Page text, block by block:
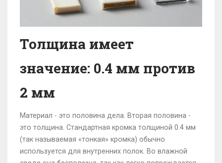
Толщина имеет
значение: 0.4 мм против
2 мм
Материал - это половина дела. Вторая половина -
это толщина. Стандартная кромка толщиной 0.4 мм
(так называемая «тонкая» кромка) обычно
используется для внутренних полок. Во влажной